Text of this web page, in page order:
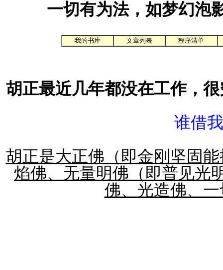
一切有为法，如梦幻泡
我的书库 文章列表 程序清单
胡正最近几年都没在工作，
谁借
胡正是大正佛（即金刚坚固
焰佛、无量明佛（即普见光
佛、光造佛、